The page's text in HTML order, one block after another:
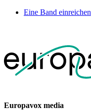
Eine Band einreichen
Europavox media